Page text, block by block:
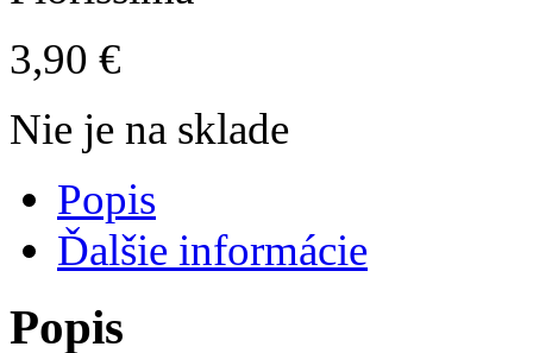
3,90 €
Nie je na sklade
Popis
Ďalšie informácie
Popis